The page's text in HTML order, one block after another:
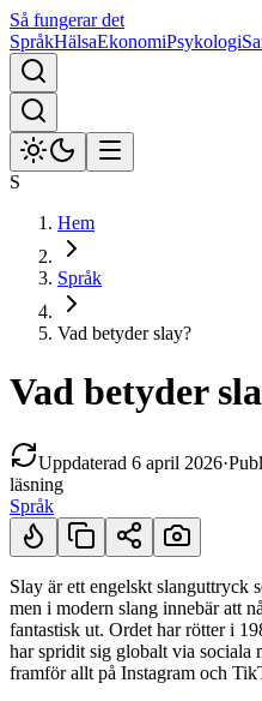
Så fungerar det
SpråkHälsaEkonomiPsykologi
S
Hem
Språk
Vad betyder slay?
Vad betyder
Uppdaterad 6 april 2026·
läsning
Språk
Kort svar
Slay är ett engelskt slanguttryck
men i modern slang innebär att
fantastisk ut. Ordet har rötter i
har spridit sig globalt via sociala
framför allt på Instagram och